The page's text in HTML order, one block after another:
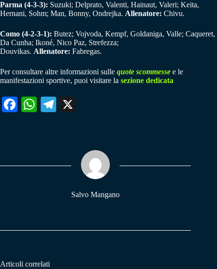
Parma (4-3-3): Suzuki; Delprato, Valenti, Hainaut, Valeri; Keita,
Hernani, Sohm; Man, Bonny, Ondrejka. Allenatore: Chivu.
Como (4-2-3-1): Butez; Vojvoda, Kempf, Goldaniga, Valle; Caqueret,
Da Cunha; Ikoné, Nico Paz, Strefezza;
Douvikas. Allenatore: Fabregas.
Per consultare altre informazioni sulle quote scommesse e le
manifestazioni sportive, puoi visitare la sezione dedicata
Fa W
pp
Te
m
Salvo Mangano
Articoli correlati